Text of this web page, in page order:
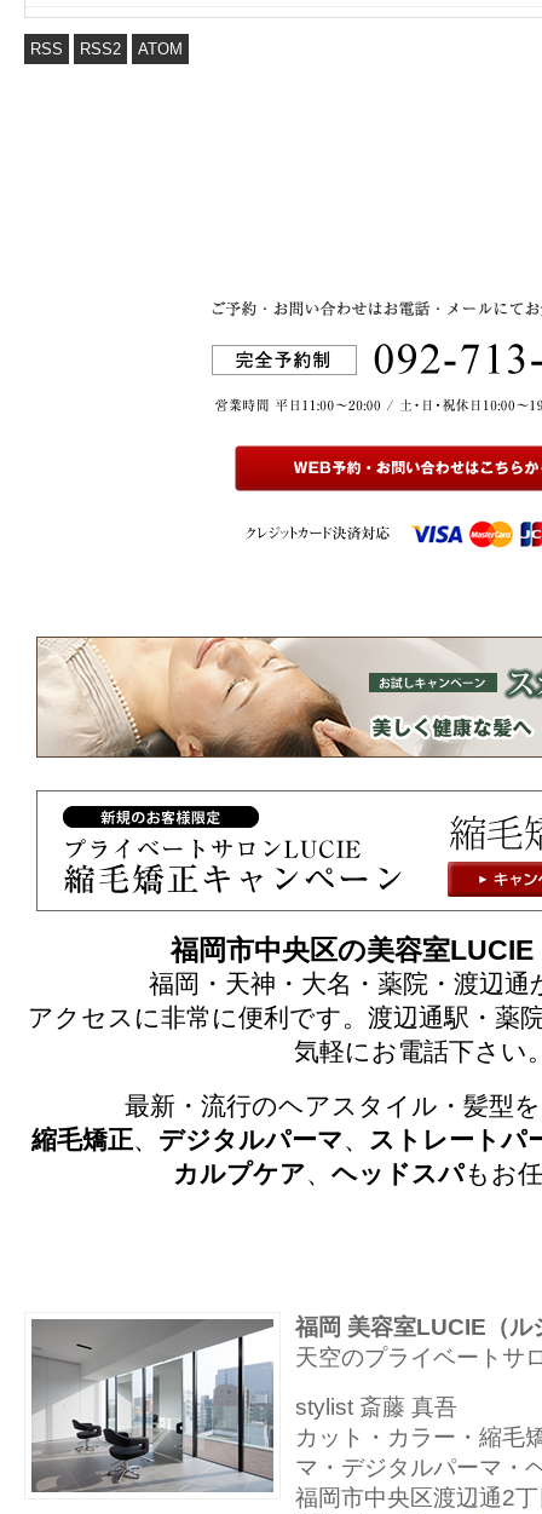
RSS RSS2 ATOM
福岡市中央区の美容室
福岡・天神・大名・薬院・渡辺通
アクセスに非常に便利です。渡辺通駅・薬
気軽にお電話下さい
最新・流行のヘアスタイル・髪型
縮毛矯正、 デジタルパーマ、 ストレートパ
カルプケア、 ヘッドスパもお
福岡 美容室LUCIE（ル
天空のプライベートサ
stylist 斎藤 真吾
カット・カラー・縮毛
マ・デジタルパーマ・
福岡市中央区渡辺通2